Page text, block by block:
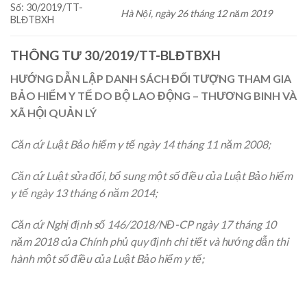
Số: 30/2019/TT-
BLĐTBXH
Hà Nội, ngày26tháng 12năm2019
THÔNG TƯ 30/2019/TT-BLĐTBXH
HƯỚNG DẪN LẬP DANH SÁCH ĐỐI TƯỢNG THAM GIA
BẢO HIỂM Y TẾ DO BỘ LAO ĐỘNG – THƯƠNG BINH VÀ
XÃ HỘI QUẢN LÝ
Căn cứ Luật Bảo hiểm y tế ngày 14 tháng 11 năm 2008;
Căn cứ Luật sửa đổi, bổ sung một số điều của Luật Bảo hiểm
y tế ngày 13 tháng 6 năm 2014;
Căn cứ Nghị định số 146/2018/NĐ-CP ngày 17 tháng 10
năm 2018 của Chính phủ quy định chi tiết và hướng dẫn thi
hành một số điều của Luật Bảo hiểm y tế;